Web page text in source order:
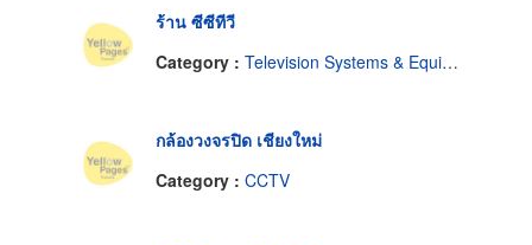
ร้าน ซีซีทีวี
Category : Television Systems & Equipment-Closed Circuit
กล้องวงจรปิด เชียงใหม่
Category : CCTV